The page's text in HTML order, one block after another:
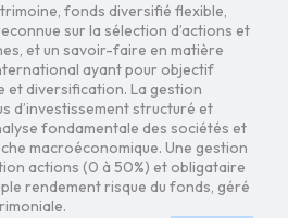
fonds diversifié flexible,
sur la sélection d’actions et
et un savoir-faire en matière
ayant pour objectif
diversification. La gestion
d’investissement structuré et
fondamentale des sociétés et
macroéconomique. Une gestion
actions (0 à 50%) et obligataire
rendement risque du fonds, géré